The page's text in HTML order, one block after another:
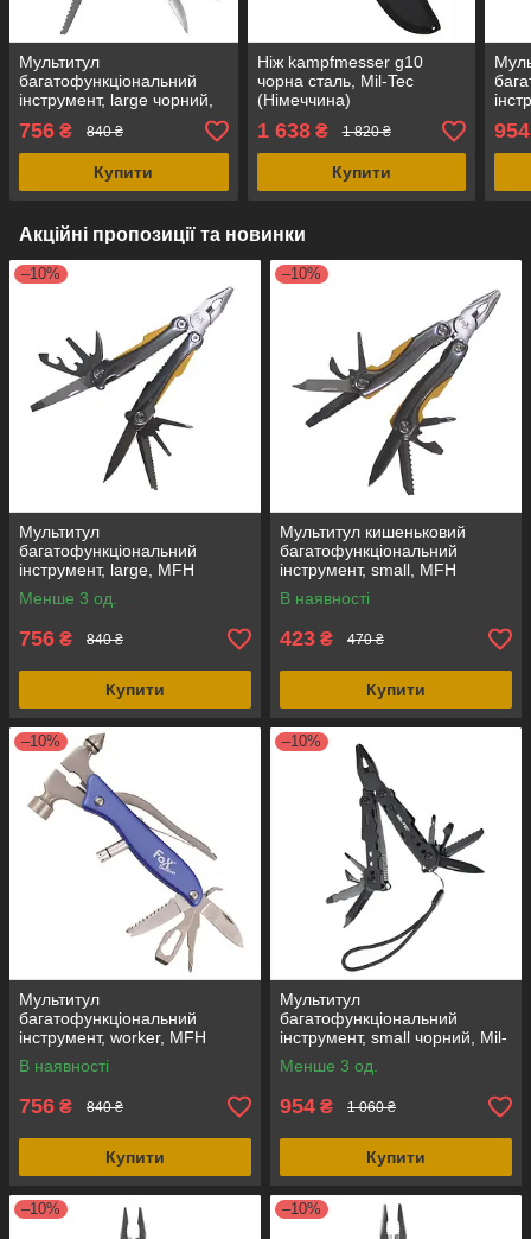
Мультитул
багатофункціональний
інструмент, large чорний,
Mil-Tec (Німеччина)
756 ₴ 840 ₴
Купити
Ніж kampfmesser g10
чорна сталь, Mil-Tec
(Німеччина)
1 638₴ 1 820 ₴
Купити
Mil-
954
Акційні пропозиції та новинки
–10%
Мультитул
багатофункціональний
інструмент, large, MFH
(Німеччина)
Менше 3 од.
756 ₴ 840 ₴
Купити
–10%
Мультитул кишеньковий
багатофункціональний
інструмент, small, MFH
(Німеччина)
В наявності
423 ₴ 470 ₴
Купити
–10%
Мультитул
багатофункціональний
інструмент, worker, MFH
(Німеччина)
В наявності
756 ₴ 840 ₴
Купити
–10%
Мультитул
багатофункціональний
інструмент, small чорний, Mil-
Tec (Німеччина)
Менше 3 од.
954 ₴ 1 060 ₴
Купити
–10% –10%